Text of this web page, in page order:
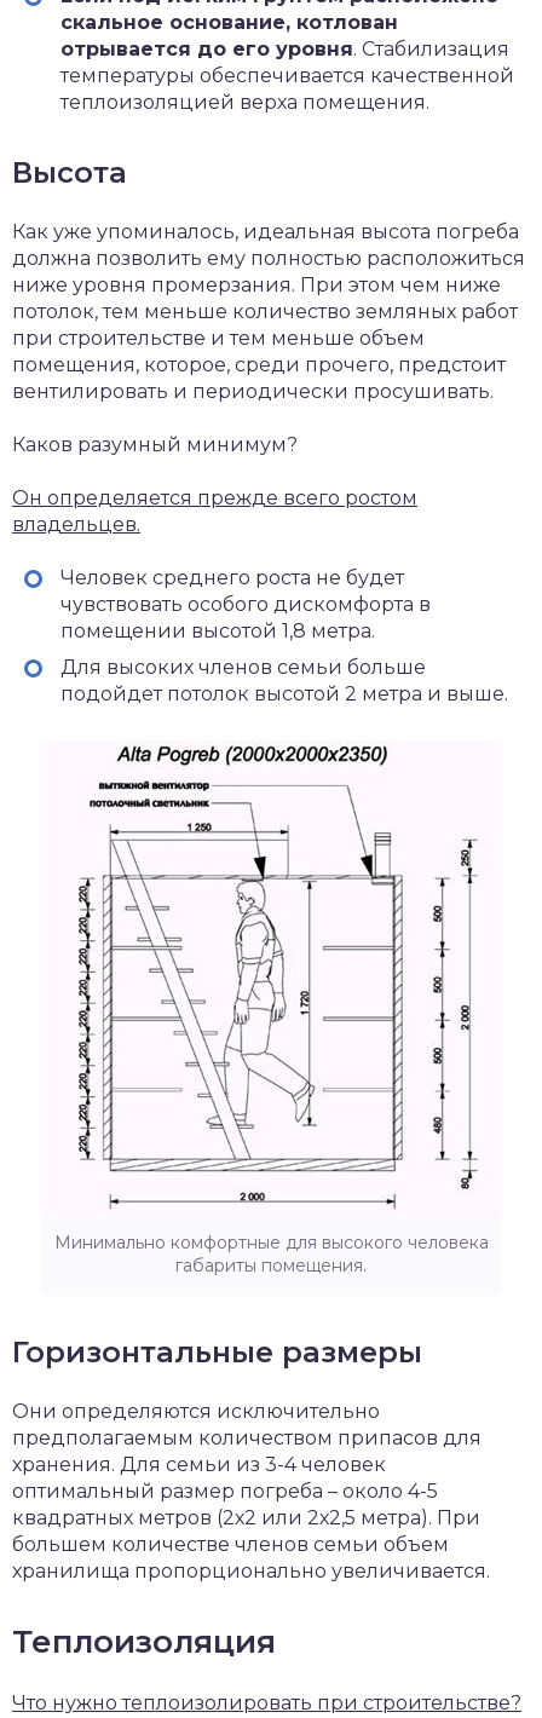
скальное основание, котлован
отрывается до его уровня. Стабилизация
температуры обеспечивается качественной
теплоизоляцией верха помещения.
Высота
Как уже упоминалось, идеальная высота погреба
должна позволить ему полностью расположиться
ниже уровня промерзания. При этом чем ниже
потолок, тем меньше количество земляных работ
при строительстве и тем меньше объем
помещения, которое, среди прочего, предстоит
вентилировать и периодически просушивать.
Каков разумный минимум?
Он определяется прежде всего ростом
владельцев.
Человек среднего роста не будет
чувствовать особого дискомфорта в
помещении высотой 1,8 метра.
Для высоких членов семьи больше
подойдет потолок высотой 2 метра и выше.
Минимально комфортные для высокого человека
габариты помещения.
Горизонтальные размеры
Они определяются исключительно
предполагаемым количеством припасов для
хранения. Для семьи из 3-4 человек
оптимальный размер погреба – около 4-5
квадратных метров (2х2 или 2х2,5 метра). При
большем количестве членов семьи объем
хранилища пропорционально увеличивается.
Теплоизоляция
Что нужно теплоизолировать при строительстве?